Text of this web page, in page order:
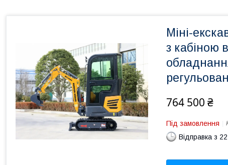
Міні-
з кабіною
764 500 ₴
Під замовлення
Відправка з